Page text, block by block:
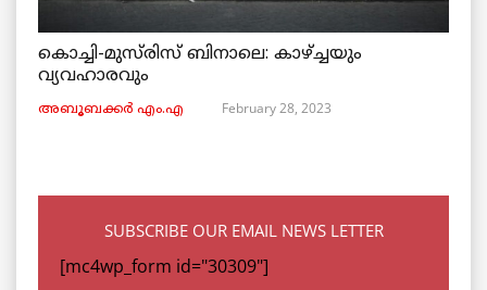
കൊച്ചി-മുസ്‌രിസ് ബിനാലെ: കാഴ്ച്ചയും
വ്യവഹാരവും
അബൂബക്കർ എം.എ February 28, 2023
SUBSCRIBE OUR EMAIL NEWS LETTER
[mc4wp_form id="30309"]